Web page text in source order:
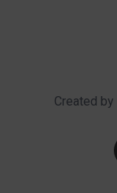
Created by